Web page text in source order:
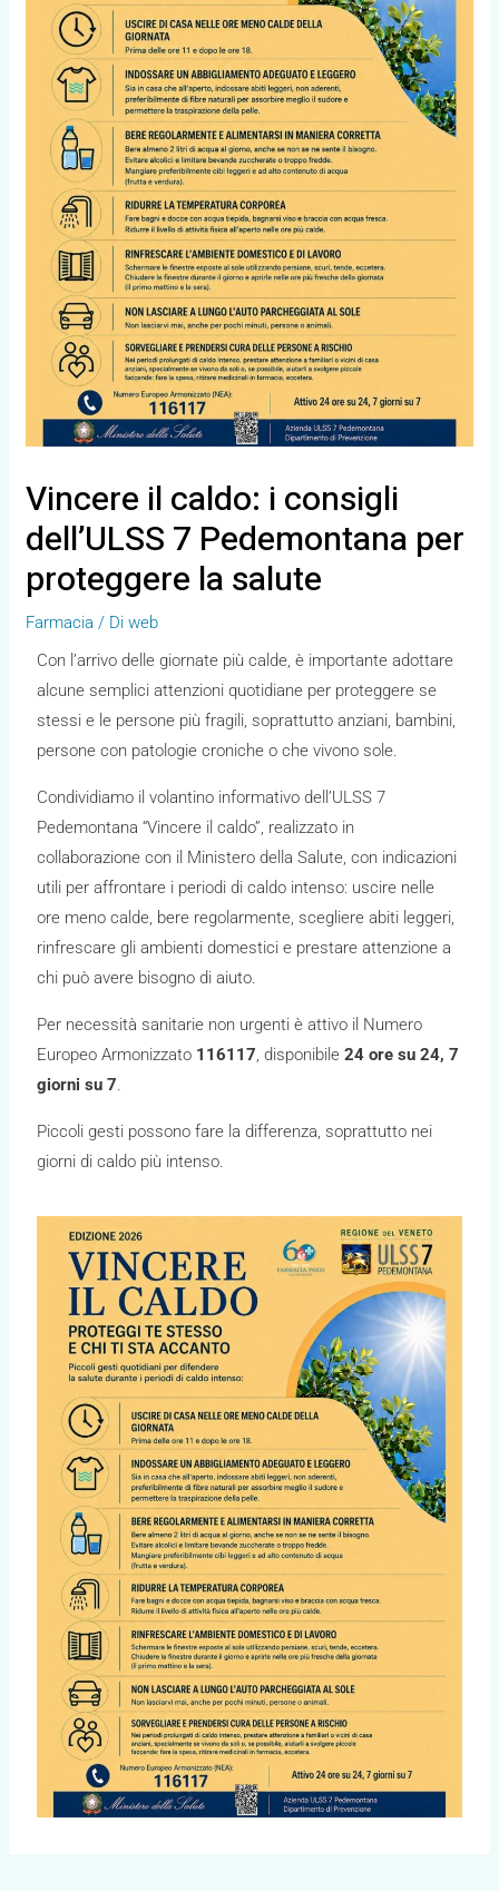
Vincere il caldo: i consigli
dell’ULSS 7 Pedemontana per
proteggere la salute
Farmacia / Diweb
Con l’arrivo delle giornate più calde, è importante adottare
alcune semplici attenzioni quotidiane per proteggere se
stessi e le persone più fragili, soprattutto anziani, bambini,
persone con patologie croniche o che vivono sole.
Condividiamo il volantino informativo dell’ULSS 7
Pedemontana “Vincere il caldo”, realizzato in
collaborazione con il Ministero della Salute, con indicazioni
utili per affrontare i periodi di caldo intenso: uscire nelle
ore meno calde, bere regolarmente, scegliere abiti leggeri,
rinfrescare gli ambienti domestici e prestare attenzione a
chi può avere bisogno di aiuto.
Per necessità sanitarie non urgenti è attivo il Numero
Europeo Armonizzato 116117, disponibile24 ore su 24, 7
giorni su 7.
Piccoli gesti possono fare la differenza, soprattutto nei
giorni di caldo più intenso.